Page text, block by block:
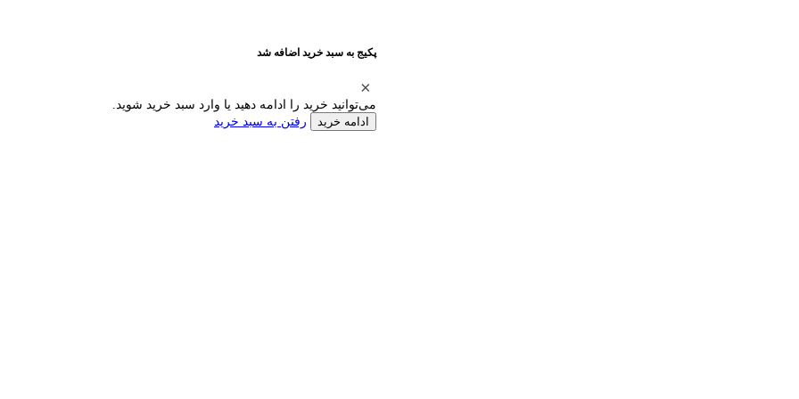
پکیج به سبد خرید اضافه شد
می‌توانید خرید را ادامه دهید یا وارد سبد خرید شوید.
ادامه خرید رفتن به سبد خرید